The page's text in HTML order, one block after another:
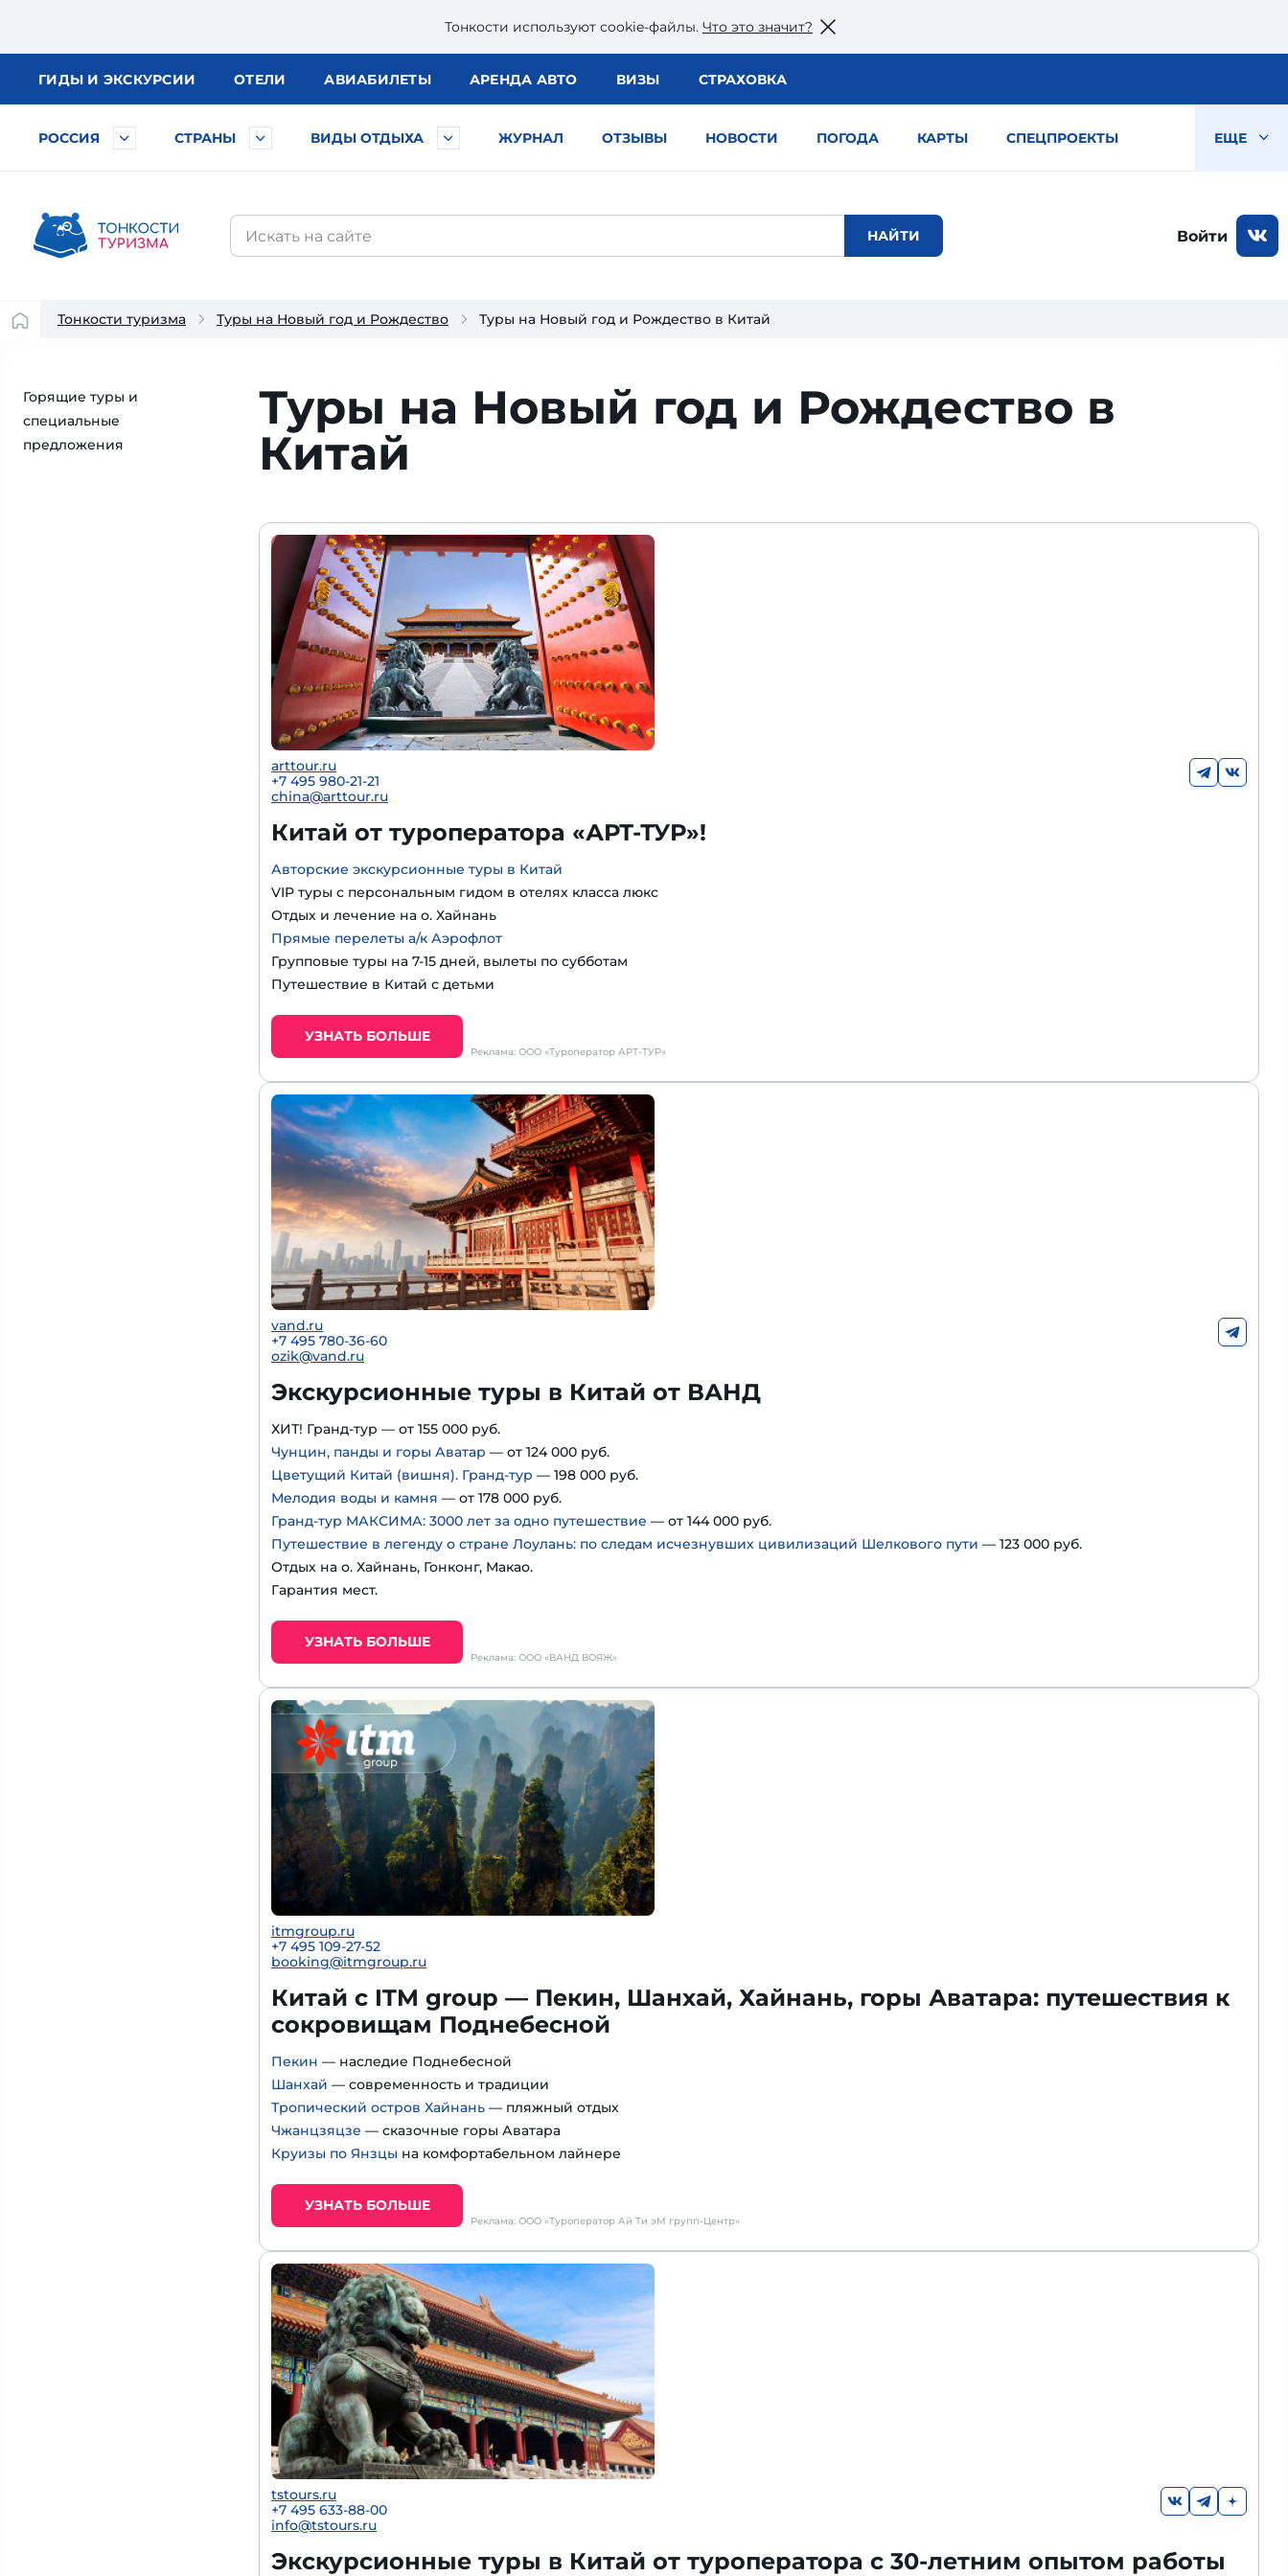
Тонкости используют сookie-файлы. Что это значит?
ГИДЫ И ЭКСКУРСИИ ОТЕЛИ АВИАБИЛЕТЫ АРЕНДА АВТО ВИЗЫ СТРАХОВКА
РОССИЯ СТРАНЫ ВИДЫ ОТДЫХА ЖУРНАЛ ОТЗЫВЫ НОВОСТИ ПОГОДА КАРТЫ СПЕЦПРОЕКТЫ ЕЩЕ
Войти
Тонкости туризма Туры на Новый год и Рождество Туры на Новый год и Рождество в Китай
Горящие туры и
специальные
предложения
Туры на Новый год и Рождество в
Китай
arttour.ru
+7 495 980-21-21
china@arttour.ru
Китай от туроператора «АРТ-ТУР»!
Авторские экскурсионные туры в Китай
VIP туры с персональным гидом в отелях класса люкс
Отдых и лечение на о. Хайнань
Прямые перелеты а/к Аэрофлот
Групповые туры на 7-15 дней, вылеты по субботам
Путешествие в Китай с детьми
УЗНАТЬ БОЛЬШЕ
Реклама: ООО «Туроператор АРТ-ТУР»
vand.ru
+7 495 780-36-60
ozik@vand.ru
Экскурсионные туры в Китай от ВАНД
ХИТ! Гранд-тур — от 155 000 руб.
Чунцин, панды и горы Аватар — от 124 000 руб.
Цветущий Китай (вишня). Гранд-тур — 198 000 руб.
Мелодия воды и камня — от 178 000 руб.
Гранд-тур МАКСИМА: 3000 лет за одно путешествие — от 144 000 руб.
Путешествие в легенду о стране Лоулань: по следам исчезнувших цивилизаций Шелкового пути — 123 000 руб.
Отдых на о. Хайнань, Гонконг, Макао.
Гарантия мест.
УЗНАТЬ БОЛЬШЕ
Реклама: ООО «ВАНД ВОЯЖ»
itmgroup.ru
+7 495 109-27-52
booking@itmgroup.ru
Китай с ITM group — Пекин, Шанхай, Хайнань, горы Аватара: путешествия к
сокровищам Поднебесной
Пекин — наследие Поднебесной
Шанхай — современность и традиции
Тропический остров Хайнань — пляжный отдых
Чжанцзяцзе — сказочные горы Аватара
Круизы по Янзцы на комфортабельном лайнере
УЗНАТЬ БОЛЬШЕ
Реклама: ООО «Туроператор Ай Ти эМ групп-Центр»
tstours.ru
+7 495 633-88-00
info@tstours.ru
Экскурсионные туры в Китай от туроператора с 30-летним опытом работы